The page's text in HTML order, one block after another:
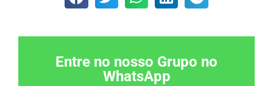
Entre no nosso Grupo no
WhatsApp